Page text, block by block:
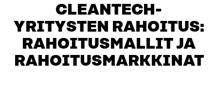
CLEANTECH-
YRITYSTEN RAHOITUS:
RAHOITUSMALLIT JA
RAHOITUSMARKKINAT